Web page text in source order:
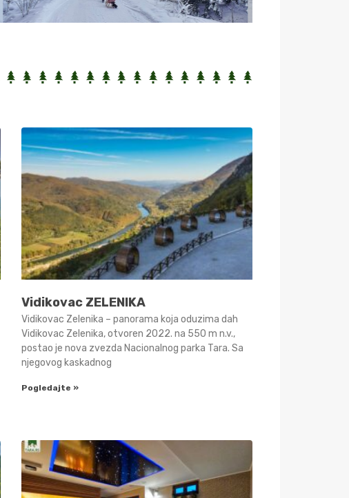
Vidikovac ZELENIKA
Vidikovac Zelenika – panorama koja oduzima dah
Vidikovac Zelenika, otvoren 2022. na 550 m n.v.,
postao je nova zvezda Nacionalnog parka Tara. Sa
njegovog kaskadnog
Pogledajte »